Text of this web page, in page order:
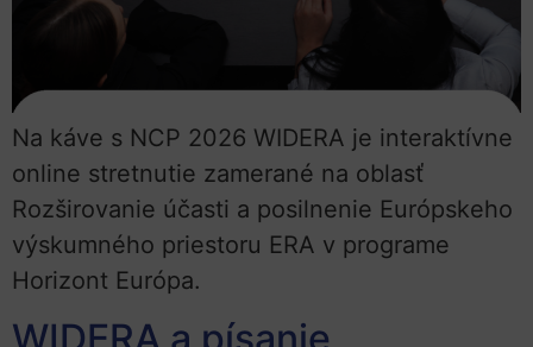
Na káve s NCP 2026 WIDERA je interaktívne
online stretnutie zamerané na oblasť
Rozširovanie účasti a posilnenie Európskeho
výskumného priestoru ERA v programe
Horizont Európa.
WIDERA a písanie